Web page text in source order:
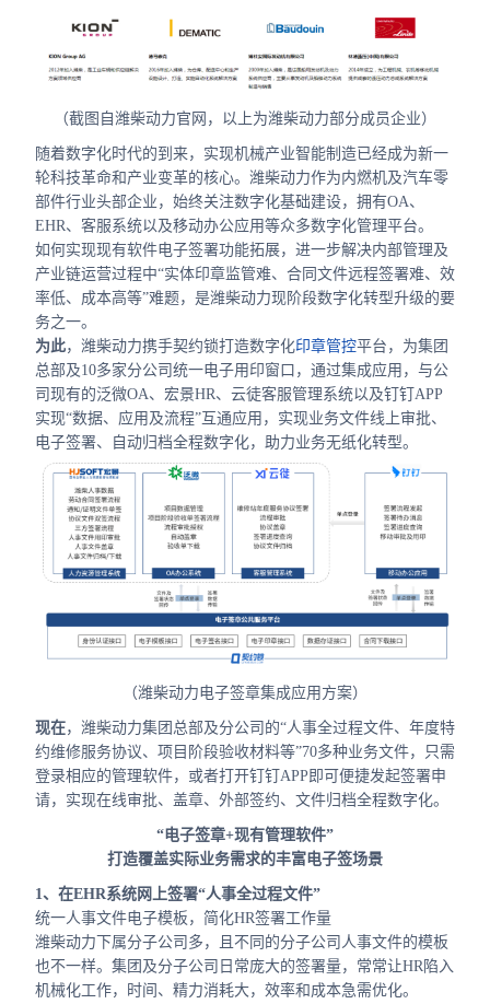
（截图自潍柴动力官网，以上为潍柴动力部分成员企业）
随着数字化时代的到来，实现机械产业智能制造已经成为新一
轮科技革命和产业变革的核心。潍柴动力作为内燃机及汽车零
部件行业头部企业，始终关注数字化基础建设，拥有OA、
EHR、客服系统以及移动办公应用等众多数字化管理平台。
如何实现现有软件电子签署功能拓展，进一步解决内部管理及
产业链运营过程中“实体印章监管难、合同文件远程签署难、效
率低、成本高等”难题，是潍柴动力现阶段数字化转型升级的要
务之一。
为此，潍柴动力携手契约锁打造数字化印章管控平台，为集团
总部及10多家分公司统一电子用印窗口，通过集成应用，与公
司现有的泛微OA、宏景HR、云徒客服管理系统以及钉钉APP
实现“数据、应用及流程”互通应用，实现业务文件线上审批、
电子签署、自动归档全程数字化，助力业务无纸化转型。
（潍柴动力电子签章集成应用方案）
现在，潍柴动力集团总部及分公司的“人事全过程文件、年度特
约维修服务协议、项目阶段验收材料等”70多种业务文件，只需
登录相应的管理软件，或者打开钉钉APP即可便捷发起签署申
请，实现在线审批、盖章、外部签约、文件归档全程数字化。
“电子签章+现有管理软件”
打造覆盖实际业务需求的丰富电子签场景
1、在EHR系统网上签署“人事全过程文件”
统一人事文件电子模板，简化HR签署工作量
潍柴动力下属分子公司多，且不同的分子公司人事文件的模板
也不一样。集团及分子公司日常庞大的签署量，常常让HR陷入
机械化工作，时间、精力消耗大，效率和成本急需优化。